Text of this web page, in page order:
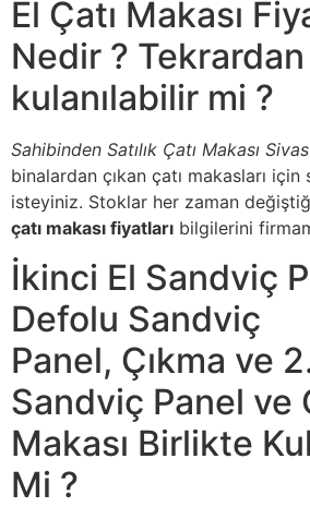
El Çatı Makası
Nedir ? Tekrardan
kulanılabilir mi ?
Sahibinden Satılık Çatı Makası Sivas
binalardan çıkan çatı makasları
isteyiniz. Stoklar her zaman
çatı makası fiyatları bilgilerini
İkinci El Sandviç
Defolu Sandviç
Panel, Çıkma ve
Sandviç Panel ve
Makası Birlikte
Mi ?